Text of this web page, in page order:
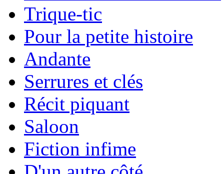
Trique-tic
Pour la petite histoire
Andante
Serrures et clés
Récit piquant
Saloon
Fiction infime